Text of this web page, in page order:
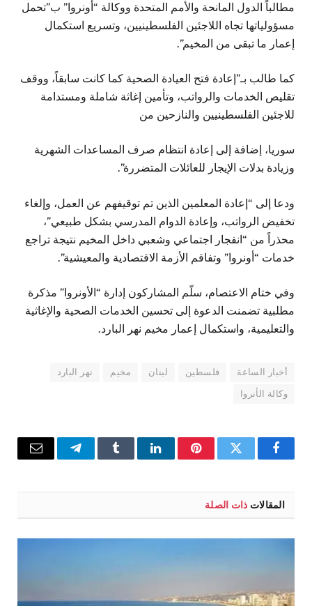
مطالباً الدول المانحة والأمم المتحدة ووكالة “أونروا” ب”تحمل
مسؤولياتها تجاه اللاجئين الفلسطينيين، وتسريع استكمال
إعمار ما تبقى من المخيم”.
كما طالب بـ”إعادة فتح العيادة الصحية كما كانت سابقاً، ووقف
تقليص الخدمات والرواتب، وتأمين إغاثة شاملة ومستدامة
للاجئين الفلسطينيين والنازحين من
سوريا، إضافة إلى إعادة انتظام صرف المساعدات الشهرية
وزيادة بدلات الإيجار للعائلات المتضررة”.
ودعا إلى “إعادة المعلمين الذين تم توقيفهم عن العمل، وإلغاء
تخفيض الرواتب، وإعادة الدوام المدرسي بشكل طبيعي”،
محذراً من “انفجار اجتماعي وشعبي داخل المخيم نتيجة تراجع
خدمات “أونروا” وتفاقم الأزمة الاقتصادية والمعيشية”.
وفي ختام الاعتصام، سلّم المشاركون إدارة “الأونروا” مذكرة
مطلبية تضمنت الدعوة إلى تحسين الخدمات الصحية والإغاثية
والتعليمية، واستكمال إعمار مخيم نهر البارد.
أخبار الساعة فلسطين لبنان مخيم نهر البارد
وكالة الأنروا
فيسبوكتويتر بينتيريستلينكدإن Tumblr تيلقرام البريد
المقالات ذات الصلة